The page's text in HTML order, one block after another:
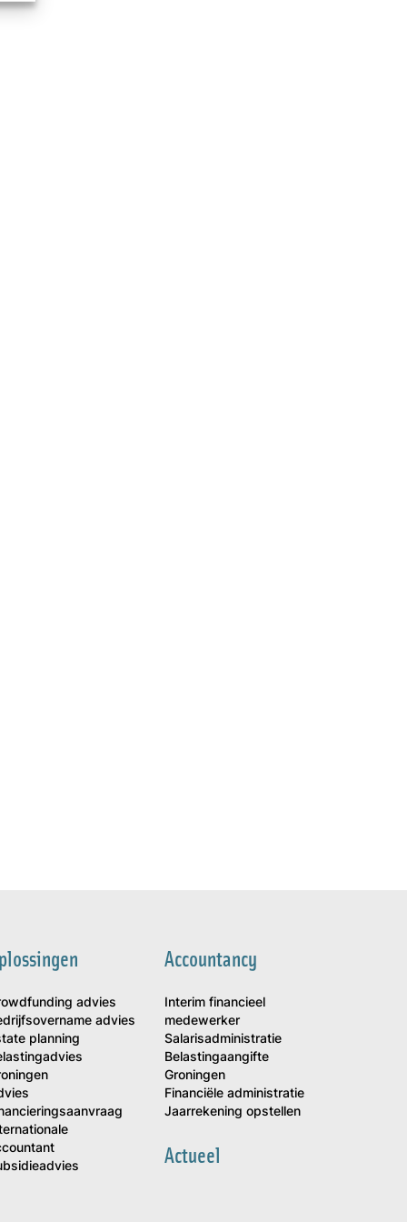
advies
advies
planning
Accountancy
Interim financieel
medewerker
Salarisadministratie
Belastingaangifte
Groningen
Financiële administratie
Jaarrekening opstellen
Actueel